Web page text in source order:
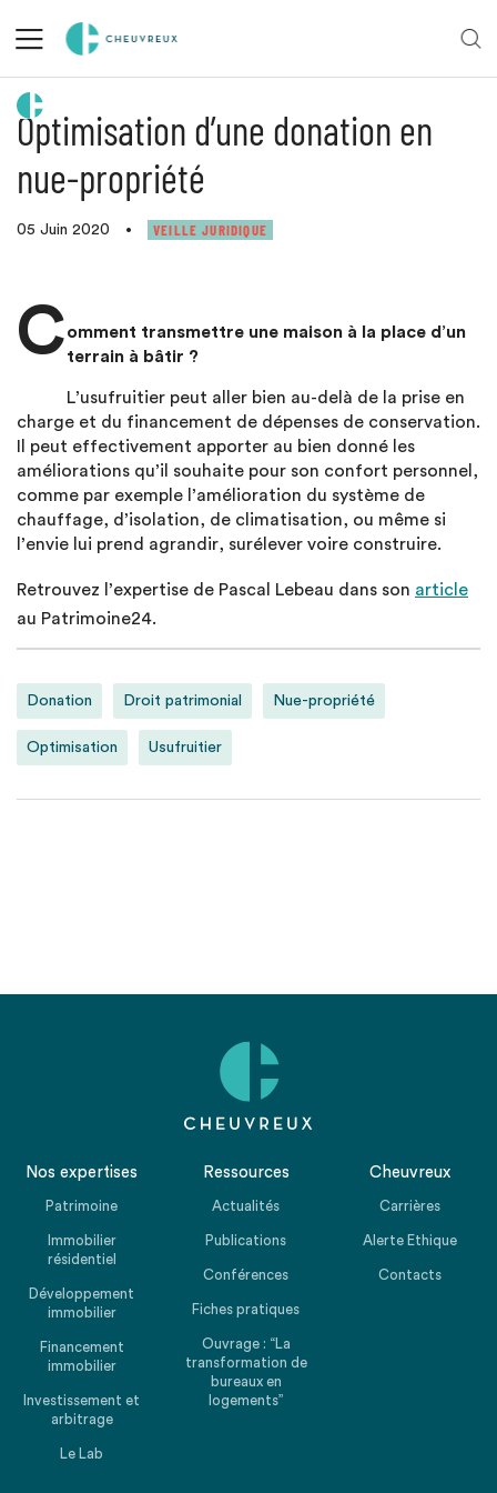
Retour aux actualités
Optimisation d’une donation en
nue-propriété
05 Juin 2020 • VEILLE JURIDIQUE
Comment transmettre une maison à la place d’un
terrain à bâtir ?
L’usufruitier peut aller bien au-delà de la prise en
charge et du financement de dépenses de conservation.
Il peut effectivement apporter au bien donné les
améliorations qu’il souhaite pour son confort personnel,
comme par exemple l’amélioration du système de
chauffage, d’isolation, de climatisation, ou même si
l’envie lui prend agrandir, surélever voire construire.
Retrouvez l’expertise de Pascal Lebeau dans son article
au Patrimoine24.
Donation Droit patrimonial Nue-propriété
Optimisation Usufruitier
Nos expertises
Patrimoine
Immobilier
résidentiel
Développement
immobilier
Financement
immobilier
Investissement et
arbitrage
Le Lab
Ressources
Actualités
Publications
Conférences
Fiches pratiques
Ouvrage : “La
transformation de
bureaux en
logements”
Cheuvreux
Carrières
Alerte Ethique
Contacts